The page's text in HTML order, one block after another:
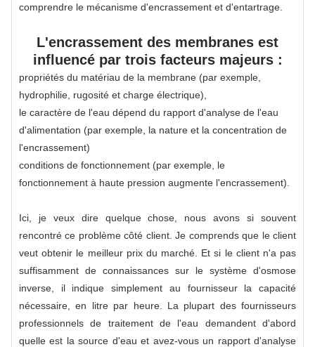
comprendre le mécanisme d'encrassement et d'entartrage.
L'encrassement des membranes est
influencé par trois facteurs majeurs :
propriétés du matériau de la membrane (par exemple,
hydrophilie, rugosité et charge électrique),
le caractère de l'eau dépend du rapport d'analyse de l'eau
d'alimentation (par exemple, la nature et la concentration de
l'encrassement)
conditions de fonctionnement (par exemple, le
fonctionnement à haute pression augmente l'encrassement).
Ici, je veux dire quelque chose, nous avons si souvent
rencontré ce problème côté client. Je comprends que le client
veut obtenir le meilleur prix du marché. Et si le client n'a pas
suffisamment de connaissances sur le système d'osmose
inverse, il indique simplement au fournisseur la capacité
nécessaire, en litre par heure. La plupart des fournisseurs
professionnels de traitement de l'eau demandent d'abord
quelle est la source d'eau et avez-vous un rapport d'analyse